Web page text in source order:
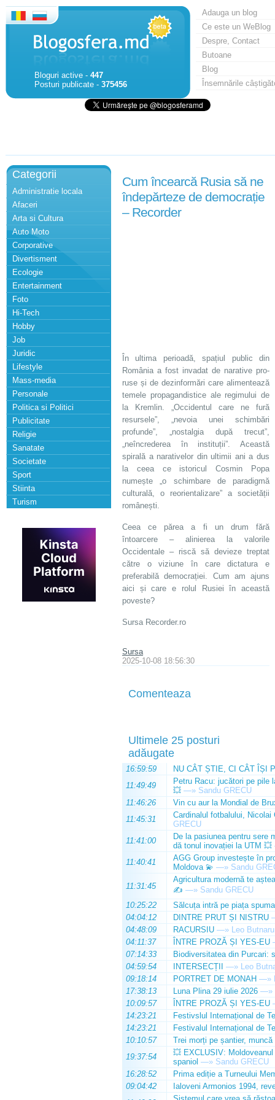
Bloguri active - 447
Posturi publicate - 375456
Adauga un blog
Ce este un WeBlog
Despre, Contact
Butoane
Blog
Însemnările
Categorii
Administratie locala
Afaceri
Arta si Cultura
Auto Moto
Corporative
Divertisment
Ecologie
Entertainment
Foto
Hi-Tech
Hobby
Job
Juridic
Lifestyle
Mass-media
Personale
Politica si Politici
Publicitate
Religie
Sanatate
Societate
Sport
Stiinta
Turism
Cum încearcă Rusia să ne
îndepărteze de democrație
– Recorder
În ultima perioadă, spațiul public din
România a fost invadat de narative pro-
ruse și de dezinformări care alimentează
temele propagandistice ale regimului de
la Kremlin. „Occidentul care ne fură
resursele”, „nevoia unei schimbări
profunde”, „nostalgia după trecut”,
„neîncrederea în instituții”. Această
spirală a narativelor din ultimii ani a dus
la ceea ce istoricul Cosmin Popa
numește „o schimbare de paradigmă
culturală, o reorientalizare” a societății
românești.
Ceea ce părea a fi un drum fără
întoarcere – alinierea la valorile
Occidentale – riscă să devieze treptat
către o viziune în care dictatura e
preferabilă democrației. Cum am ajuns
aici și care e rolul Rusiei în această
poveste?
Sursa Recorder.ro
Sursa
2025-10-08 18:56:30
Comenteaza
Ultimele 25 posturi
adăugate
16:59:59
NU CÂT ȘTIE, CI CÂT ÎȘI
11:49:49
Petru Racu: jucători pe pile
💥 —» Sandu GRECU
11:46:26
Vin cu aur la Mondial de
11:45:31
Cardinalul fotbalului,
GRECU
11:41:00
De la pasiunea pentru sere
dă tonul inovației la UTM 💥
11:40:41
AGG Group investește în
Moldova 💫 —» Sandu
11:31:45
Agricultura modernă te
✍️ —» Sandu GRECU
10:25:22
Sălcuța intră pe piața
04:04:12
DINTRE PRUT ȘI NISTRU
04:48:09
RACURSIU —» Leo Butnaru
04:11:37
ÎNTRE PROZĂ ȘI YES-EU
07:14:33
Biodiversitatea din Purcari:
04:59:54
INTERSECȚII —» Leo
09:18:14
PORTRET DE MONAH —»
17:38:13
Luna Plina 29 iulie 2026 —»
10:09:57
ÎNTRE PROZĂ ȘI YES-EU
14:23:21
Festivslul Internațional de
14:23:21
Festivalul Internațional de
10:10:57
Trei morți pe șantier, muncă
19:37:54
💥 EXCLUSIV:
spaniol —» Sandu GRECU
16:28:52
Prima ediție a Turneului
09:04:42
Ialoveni Armonios 1994,